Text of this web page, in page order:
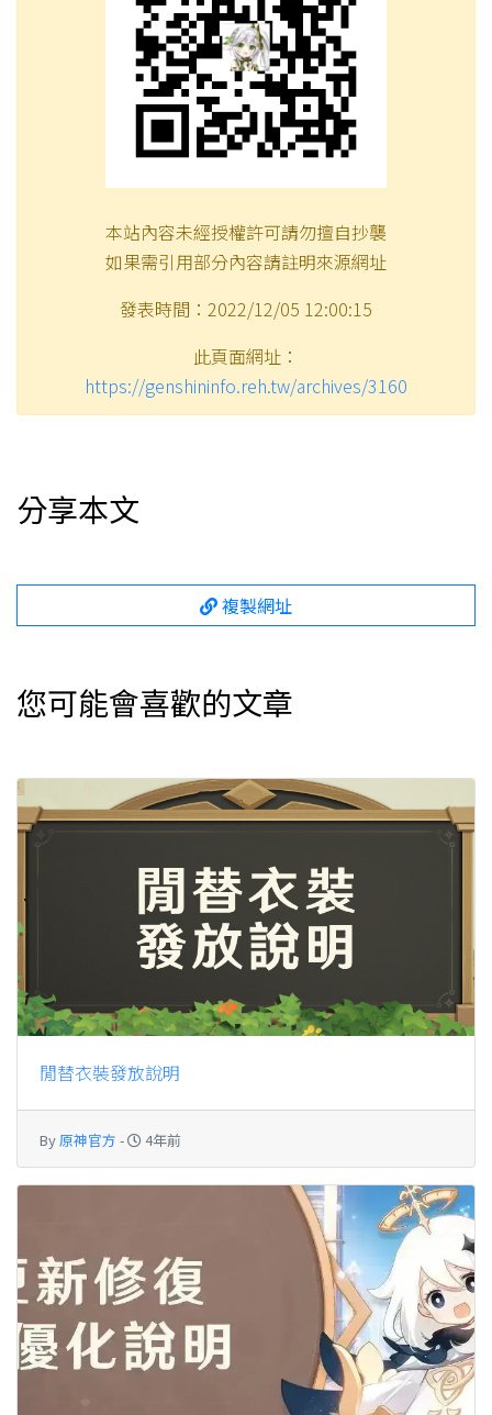
本站內容未經授權許可請勿擅自抄襲
如果需引用部分內容請註明來源網址
發表時間：2022/12/05 12:00:15
此頁面網址：
https://genshininfo.reh.tw/archives/3160
分享本文
複製網址
您可能會喜歡的文章
閒替衣裝發放說明
By原神官方 - 4年前